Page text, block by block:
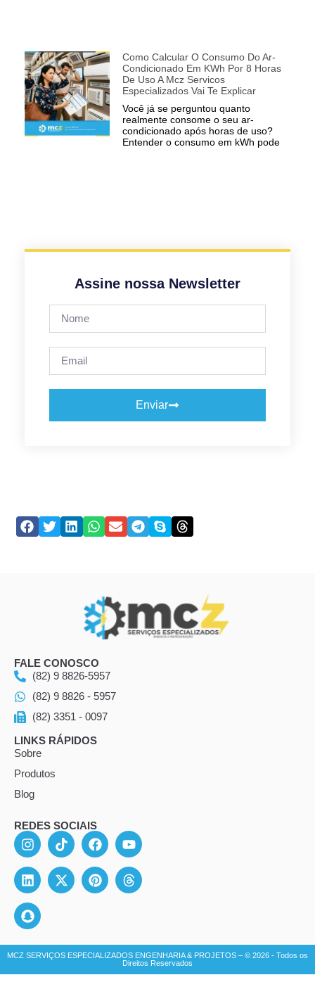
Como Calcular O Consumo Do Ar-
Condicionado Em KWh Por 8 Horas
De Uso A Mcz Servicos
Especializados Vai Te Explicar
Você já se perguntou quanto
realmente consome o seu ar-
condicionado após horas de uso?
Entender o consumo em kWh pode
Assine nossa Newsletter
Enviar
FALE CONOSCO
(82) 9 8826-5957
(82) 9 8826 - 5957
(82) 3351 - 0097
LINKS RÁPIDOS
Sobre
Produtos
Blog
REDES SOCIAIS
MCZ SERVIÇOS ESPECIALIZADOS ENGENHARIA & PROJETOS – © 2026 - Todos os
Direitos Reservados